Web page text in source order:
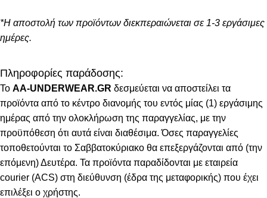
*Η αποστολή των προϊόντων διεκπεραιώνεται σε 1-3 εργάσιμες
ημέρες.
Πληροφορίες παράδοσης:
To AA-UNDERWEAR.GR δεσμεύεται να αποστείλει τα
προϊόντα από το κέντρο διανομής του εντός μίας (1) εργάσιμης
ημέρας από την ολοκλήρωση της παραγγελίας, με την
προϋπόθεση ότι αυτά είναι διαθέσιμα. Όσες παραγγελίες
τοποθετούνται το Σαββατοκύριακο θα επεξεργάζονται από (την
επόμενη) Δευτέρα. Τα προϊόντα παραδίδονται με εταιρεία
courier (ACS) στη διεύθυνση (έδρα της μεταφορικής) που έχει
επιλέξει ο χρήστης.